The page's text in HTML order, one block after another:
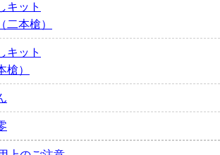
キット
二本槍）
キット
槍）